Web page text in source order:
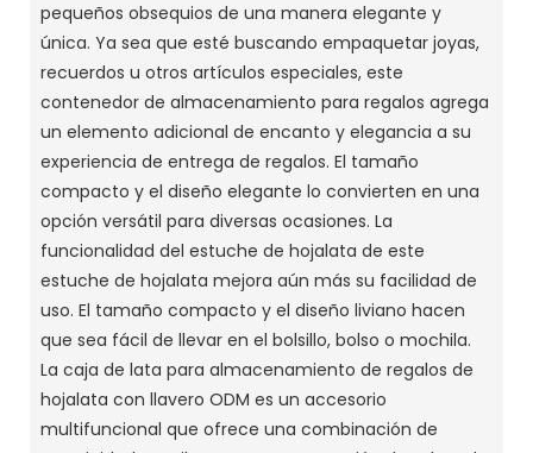
pequeños obsequios de una manera elegante y
única. Ya sea que esté buscando empaquetar joyas,
recuerdos u otros artículos especiales, este
contenedor de almacenamiento para regalos agrega
un elemento adicional de encanto y elegancia a su
experiencia de entrega de regalos. El tamaño
compacto y el diseño elegante lo convierten en una
opción versátil para diversas ocasiones. La
funcionalidad del estuche de hojalata de este
estuche de hojalata mejora aún más su facilidad de
uso. El tamaño compacto y el diseño liviano hacen
que sea fácil de llevar en el bolsillo, bolso o mochila.
La caja de lata para almacenamiento de regalos de
hojalata con llavero ODM es un accesorio
multifuncional que ofrece una combinación de